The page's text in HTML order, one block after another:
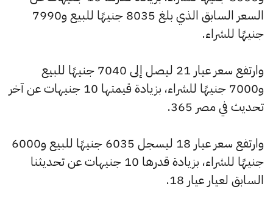
السعر السابق الذي بلغ 8035 جنيهًا للبيع و7990
جنيهًا للشراء.
وارتفع سعر عيار 21 ليصل إلى 7040 جنيهًا للبيع
و7000 جنيهًا للشراء، بزيادة قيمتها 10 جنيهات عن آخر
تحديث في مصر 365.
وارتفع سعر عيار 18 ليسجل 6035 جنيهًا للبيع و6000
جنيهًا للشراء، بزيادة قدرها 10 جنيهات عن تحديثنا
السابق لعيار عيار 18.